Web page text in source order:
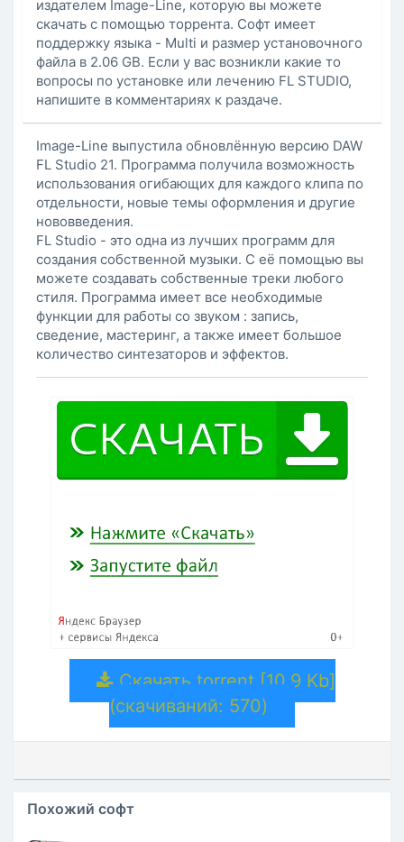
издателем Image-Line, которую вы можете
скачать с помощью торрента. Софт имеет
поддержку языка - Multi и размер установочного
файла в 2.06 GB. Если у вас возникли какие то
вопросы по установке или лечению FL STUDIO,
напишите в комментариях к раздаче.
Image-Line выпустила обновлённую версию DAW
FL Studio 21. Программа получила возможность
использования огибающих для каждого клипа по
отдельности, новые темы оформления и другие
нововведения.
FL Studio - это одна из лучших программ для
создания собственной музыки. С её помощью вы
можете создавать собственные треки любого
стиля. Программа имеет все необходимые
функции для работы со звуком : запись,
сведение, мастеринг, а также имеет большое
количество синтезаторов и эффектов.
Скачать torrent [10.9 Kb]
(cкачиваний: 570)
Похожий софт